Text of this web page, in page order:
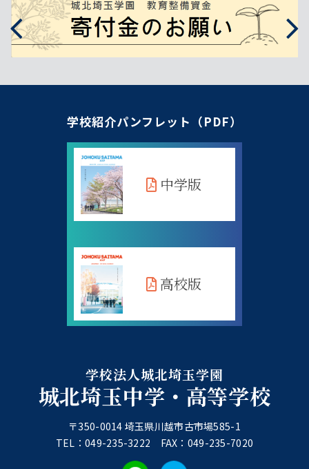
学校法人城北埼玉学園
城北埼玉中学・高等学校
〒350-0014 埼玉県川越市古市場585-1
TEL：049-235-3222 FAX：049-235-7020
学校紹介パンフレット（PDF）
中学版
高校版